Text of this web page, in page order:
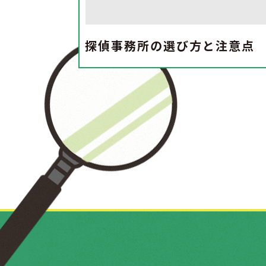
探偵事務所の選び方と注意点